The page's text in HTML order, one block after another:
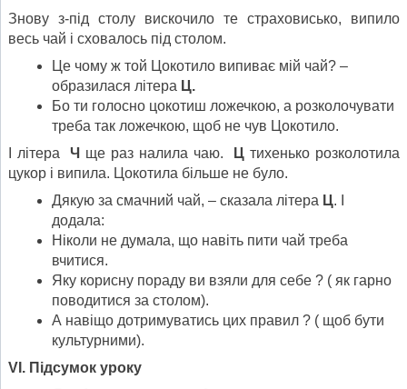
Знову з-під столу вискочило те страховисько, випило
весь чай і сховалось під столом.
Це чому ж той Цокотило випиває мій чай? –
образилася літера Ц.
Бо ти голосно цокотиш ложечкою, а розколочувати
треба так ложечкою, щоб не чув Цокотило.
І літераЧ ще раз налила чаю. Ц тихенько розколотила
цукор і випила. Цокотила більше не було.
Дякую за смачний чай, – сказала літера Ц. І
додала:
Ніколи не думала, що навіть пити чай треба
вчитися.
Яку корисну пораду ви взяли для себе ? ( як гарно
поводитися за столом).
А навіщо дотримуватись цих правил ? ( щоб бути
культурними).
VI . Підсумок уроку